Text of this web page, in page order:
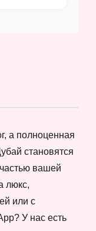
а полноценная
становятся
вашей
люкс,
или с
У нас есть